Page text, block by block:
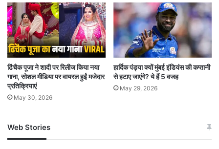
ढिंचैक पूजा ने शादी पर रिलीज किया नया
गाना, सोशल मीडिया पर वायरल हुईं मजेदार
प्रतिक्रियाएं
May 30, 2026
हार्दिक पंड्या क्यों मुंबई इंडियंस की कप्तानी
से हटाए जाएंगे? ये हैं 5 वजह
May 29, 2026
Web Stories
जम्मू-कश्मीर में बारिश से
अपडेट
खाई में धक्का… आरोपियों ने